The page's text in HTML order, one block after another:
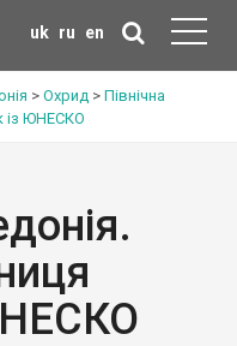
uk ru en
> Охрид > Північна
із ЮНЕСКО